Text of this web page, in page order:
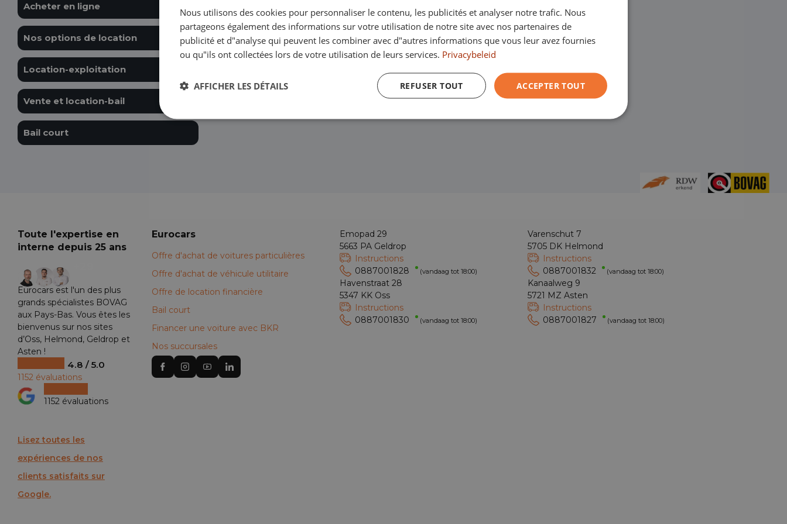
Acheter en ligne
Nos options de location
Location-exploitation
Vente et location-bail
Bail court
Toute l'expertise en
interne depuis 25 ans
Eurocars est l'un des plus
grands spécialistes BOVAG
aux Pays-Bas. Vous êtes les
bienvenus sur nos sites
d’Oss, Helmond, Geldrop et
Asten !
4.8 / 5.0
1152 évaluations
1152 évaluations
Lisez toutes les
expériences de nos
clients satisfaits sur
Google.
Eurocars
Offre d'achat de voitures particulières
Offre d'achat de véhicule utilitaire
Offre de location financière
Bail court
Financer une voiture avec BKR
Nos succursales
Emopad 29
5663 PA Geldrop
Instructions
0887001828
(vandaag tot 18:00)
Havenstraat 28
5347 KK Oss
Instructions
0887001830
(vandaag tot 18:00)
Varenschut 7
5705 DK Helmond
Instructions
0887001832
(vandaag tot 18:00)
Kanaalweg 9
5721 MZ Asten
Instructions
0887001827
(vandaag tot 18:00)
GERMAN
Nous utilisons des cookies pour personnaliser le contenu, les publicités et analyser notre trafic. Nous
partageons également des informations sur votre utilisation de notre site avec nos partenaires de
publicité et d"analyse qui peuvent les combiner avec d"autres informations que vous leur avez fournies
ou qu"ils ont collectées lors de votre utilisation de leurs services. Privacybeleid
ACCEPTER TOUT
REFUSER TOUT
AFFICHER LES DÉTAILS